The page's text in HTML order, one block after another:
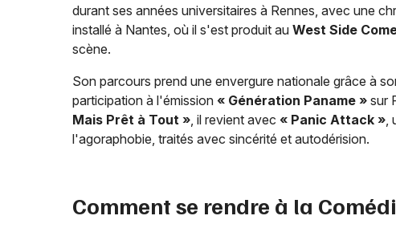
durant ses années universitaires à Rennes, avec une
installé à Nantes, où il s'est produit au West Side
scène.
Son parcours prend une envergure nationale grâce à
participation à l'émission « Génération Paname » sur
Mais Prêt à Tout », il revient avec « Panic Attack »,
l'agoraphobie, traités avec sincérité et autodérision.
Comment se rendre à la